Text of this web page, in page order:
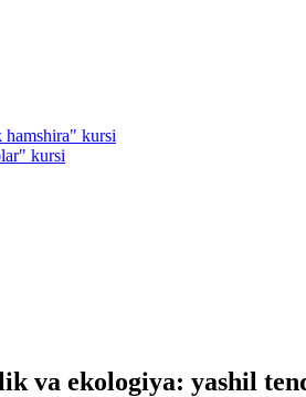
kursi
kursi
va ekologiya: yashil